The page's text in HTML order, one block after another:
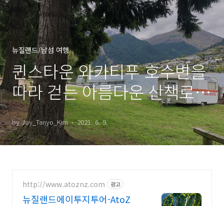
뉴질랜드/남섬 여행
퀸스타운 와카티푸 호수변을
따라 걷는 아름다운 산책로,
페닌술라 트랙
by Joy_Tanyo_Kim 2021. 6. 9.
http://www.atoznz.com 광고
뉴질랜드에이투지투어-AtoZ